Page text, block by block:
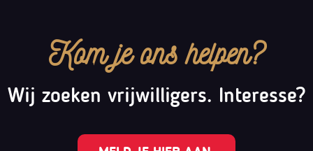
Kom je ons helpen?
Wij zoeken vrijwilligers. Interesse?